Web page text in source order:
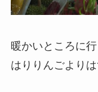
暖かいところに
はりりんごより